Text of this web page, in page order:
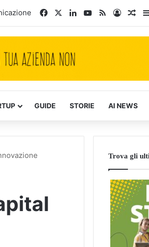
FacebookLinkedInYou Tube
RSSAccedi
GUIDE STORIE AI NEWS
Trova gli